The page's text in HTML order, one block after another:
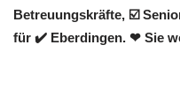
Betreuungskräfte, ☑️
für ✔️ Eberdingen. ❤ Sie